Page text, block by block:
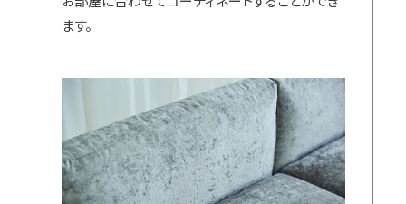
ます。